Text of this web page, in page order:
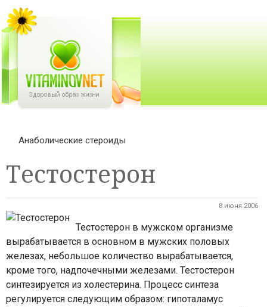
Анаболические стероиды
Тестостерон
8 июня 2006
Тестостерон в мужском организме
вырабатывается в основном в мужских половых
железах, небольшое количество вырабатывается,
кроме того, надпочечными железами. Тестостерон
синтезируется из холестерина. Процесс синтеза
регулируется следующим образом: гипоталамус